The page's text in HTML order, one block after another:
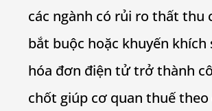
các ngành có rủi ro thất thu
bắt buộc hoặc khuyến khích
hóa đơn điện tử trở thành
chốt giúp cơ quan thuế